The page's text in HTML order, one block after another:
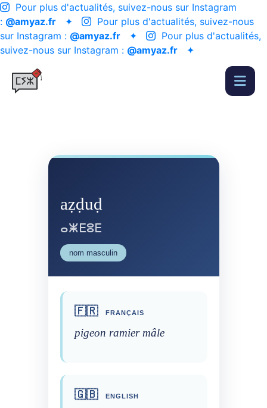
Pour plus d'actualités, suivez-nous sur Instagram
: @amyaz.fr ✦
Pour plus d'actualités, suivez-nous
sur Instagram : @amyaz.fr ✦
Pour plus d'actualités,
suivez-nous sur Instagram : @amyaz.fr ✦
aẓḍuḍ
ⴰⵥⴹⵓⴹ
nom masculin
🇫🇷 FRANÇAIS
pigeon ramier mâle
🇬🇧 ENGLISH